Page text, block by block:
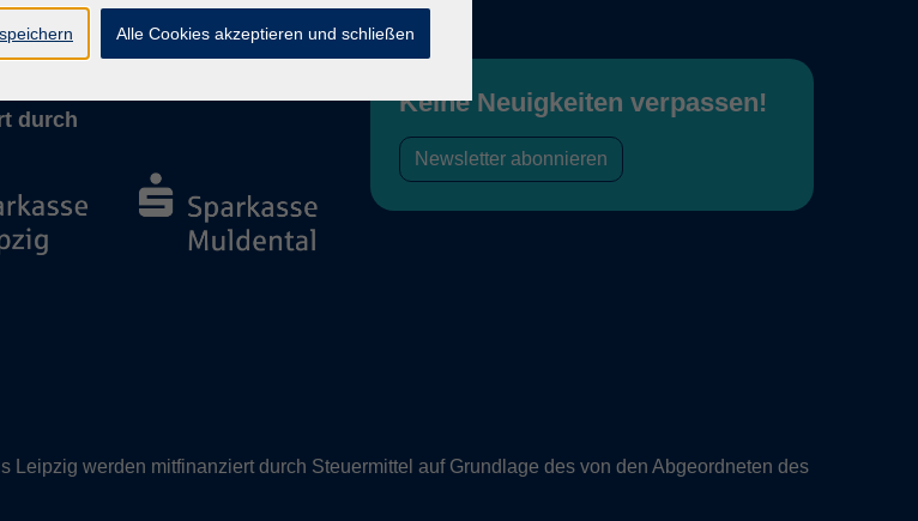
durch
Keine Neuigkeiten verpassen!
Newsletter abonnieren
Leipzig werden mitfinanziert durch Steuermittel auf Grundlage des von den Abgeordneten des
Alle Cookies akzeptieren und schließen